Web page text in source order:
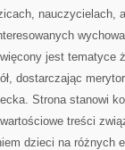
nauczycielach,
jest tematyce
dostarczając
Strona stanowi
treści
dzieci na różnych